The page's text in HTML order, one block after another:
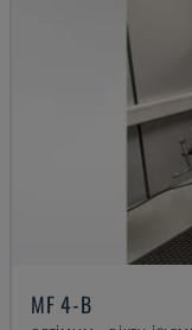
MF 4-B